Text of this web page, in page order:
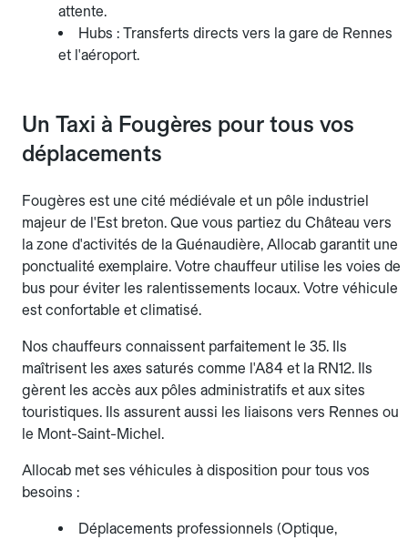
attente.
Hubs : Transferts directs vers la gare de Rennes
et l'aéroport.
Un Taxi à Fougères pour tous vos
déplacements
Fougères est une cité médiévale et un pôle industriel
majeur de l'Est breton. Que vous partiez du Château vers
la zone d'activités de la Guénaudière, Allocab garantit une
ponctualité exemplaire. Votre chauffeur utilise les voies de
bus pour éviter les ralentissements locaux. Votre véhicule
est confortable et climatisé.
Nos chauffeurs connaissent parfaitement le 35. Ils
maîtrisent les axes saturés comme l'A84 et la RN12. Ils
gèrent les accès aux pôles administratifs et aux sites
touristiques. Ils assurent aussi les liaisons vers Rennes ou
le Mont-Saint-Michel.
Allocab met ses véhicules à disposition pour tous vos
besoins :
Déplacements professionnels (Optique,